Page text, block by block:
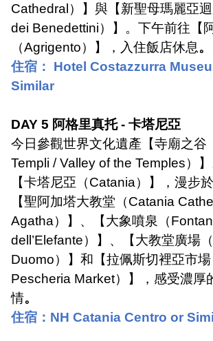
Cathedral ）】與【新聖母瑪麗亞
dei Benedettini）】。下午前往【
（Agrigento）】，入住飯店休息。
住宿：
Hotel Costazzurra
Similar
DAY 5 阿格里真托- 卡塔尼亞
今日參觀世界文化遺產【寺廟之谷
Templi / Valley of the Temples）
【卡塔尼亞（Catania）】，漫步
【聖阿加塔大教堂（Catania
Agatha）】、【大象噴泉（
dell’Elefante）】、【大教堂廣場（
Duomo）】和【拉佩斯切裡亞市場
Pescheria Market）】，感受濃厚
情。
住宿： NH Catania Centro or